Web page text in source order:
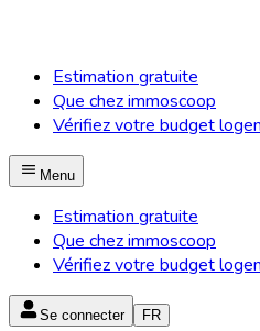
Estimation gratuite
Que chez immoscoop
Vérifiez votre budget
Menu
Estimation gratuite
Que chez immoscoop
Vérifiez votre budget
Se connecter FR